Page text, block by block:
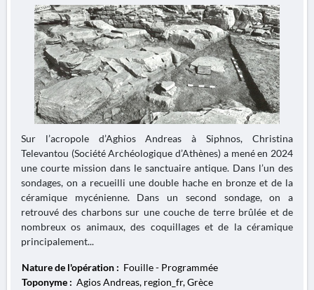
Sur l’acropole d’Aghios Andreas à Siphnos, Christina
Televantou (Société Archéologique d’Athènes) a mené en 2024
une courte mission dans le sanctuaire antique. Dans l’un des
sondages, on a recueilli une double hache en bronze et de la
céramique mycénienne. Dans un second sondage, on a
retrouvé des charbons sur une couche de terre brûlée et de
nombreux os animaux, des coquillages et de la céramique
principalement...
Nature de l'opération : Fouille - Programmée
Toponyme : Agios Andreas, region_fr, Grèce